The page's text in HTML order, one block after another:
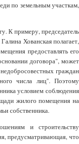
по земельным участкам,
К примеру, председатель
Хованская полагает,
предоставлять его
договора", может
граждан
числа лиц". Поэтому
условием соблюдения
жилого помещения на
собственника.
и строительству
предусматривающая, что